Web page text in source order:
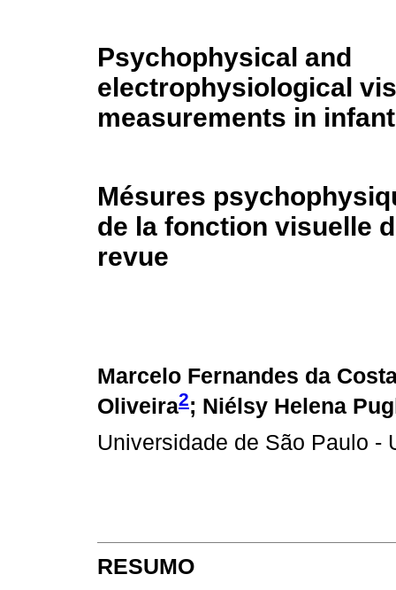
Psychophysical and
electrophysiological
measurements in
Mésures
de la fonction visuelle
revue
Marcelo Fernandes da
Oliveira2; Niélsy Helena
Universidade de São Paulo -
RESUMO